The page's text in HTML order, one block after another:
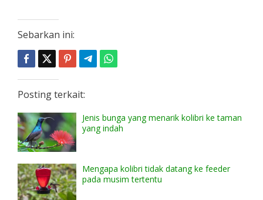
Sebarkan ini:
Posting terkait:
Jenis bunga yang menarik kolibri ke taman
yang indah
Mengapa kolibri tidak datang ke feeder
pada musim tertentu